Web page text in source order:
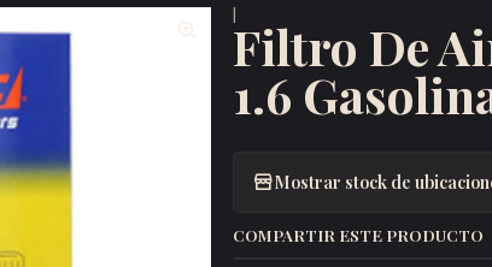
Filtro De
1.6
Mostrar stock de
COMPARTIR ESTE PRODUCTO